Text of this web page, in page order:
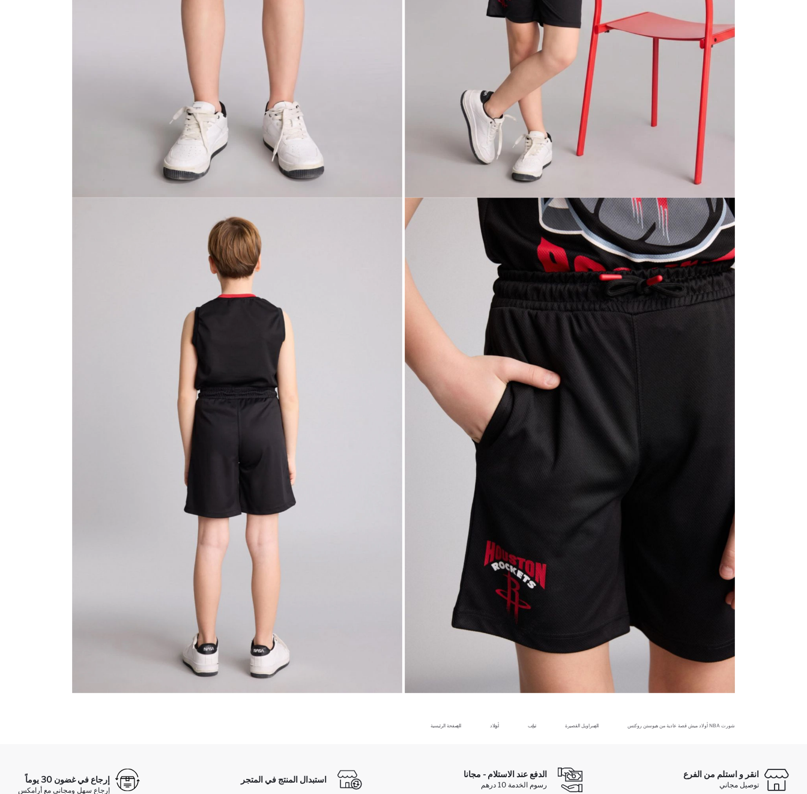
الصفحة الرئيسية أولاد ثياب السراويل القصيرة شورت NBA أولاد ميش قصة عادية من هيوستن روكتس
انقر و استلم من الفرع
توصيل مجاني
الدفع عند الاستلام - مجانا
رسوم الخدمة 10 درهم
استبدال المنتج في المتجر إرجاع في غضون 30 يوماً
إرجاع سهل ومجاني مع أرامكس